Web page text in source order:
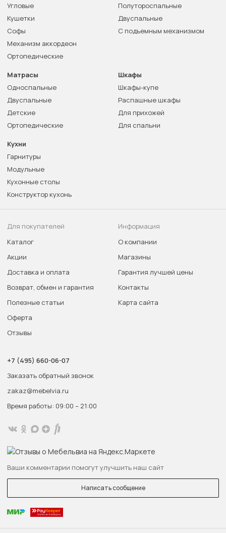
Угловые
Кушетки
Софы
Механизм аккордеон
Ортопедические
Полутороспальные
Двуспальные
С подъемным механизмом
Матрасы
Односпальные
Двуспальные
Детские
Ортопедические
Шкафы
Шкафы-купе
Распашные шкафы
Для прихожей
Для спальни
Кухни
Гарнитуры
Модульные
Кухонные столы
Конструктор кухонь
Для покупателей
Каталог
Акции
Доставка и оплата
Возврат, обмен и гарантия
Полезные статьи
Оферта
Отзывы
Информация
О компании
Магазины
Гарантия лучшей цены
Контакты
Карта сайта
+7 (495) 660-06-07
Заказать обратный звонок
zakaz@mebelvia.ru
Время работы: 09:00 – 21:00
Ваши комментарии помогут улучшить наш сайт
Написать сообщение